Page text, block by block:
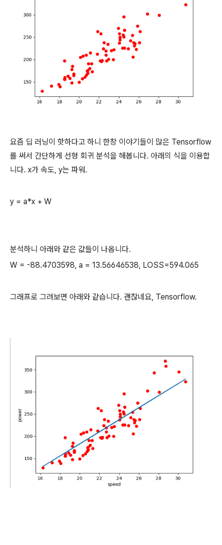
요즘 딥 러닝이 핫하다고 하니 한창 이야기들이 많은 Tensorflow
를 써서 간단하게 선형 회귀 분석을 해봅니다. 아래의 식을 이용합
니다. x가 속도, y는 파워.
y = a*x + W
분석하니 아래와 같은 값들이 나옵니다.
W = -88.4703598, a = 13.56646538, LOSS=594.065
그래프로 그려보면 아래와 같습니다. 괜찮네요, Tensorflow.